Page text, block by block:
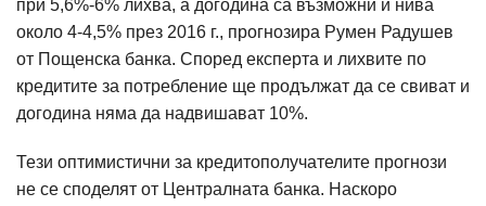
при 5,6%-6% лихва, а догодина са възможни и нива
около 4-4,5% през 2016 г., прогнозира Румен Радушев
от Пощенска банка. Според експерта и лихвите по
кредитите за потребление ще продължат да се свиват и
догодина няма да надвишават 10%.
Тези оптимистични за кредитополучателите прогнози
не се споделят от Централната банка. Наскоро